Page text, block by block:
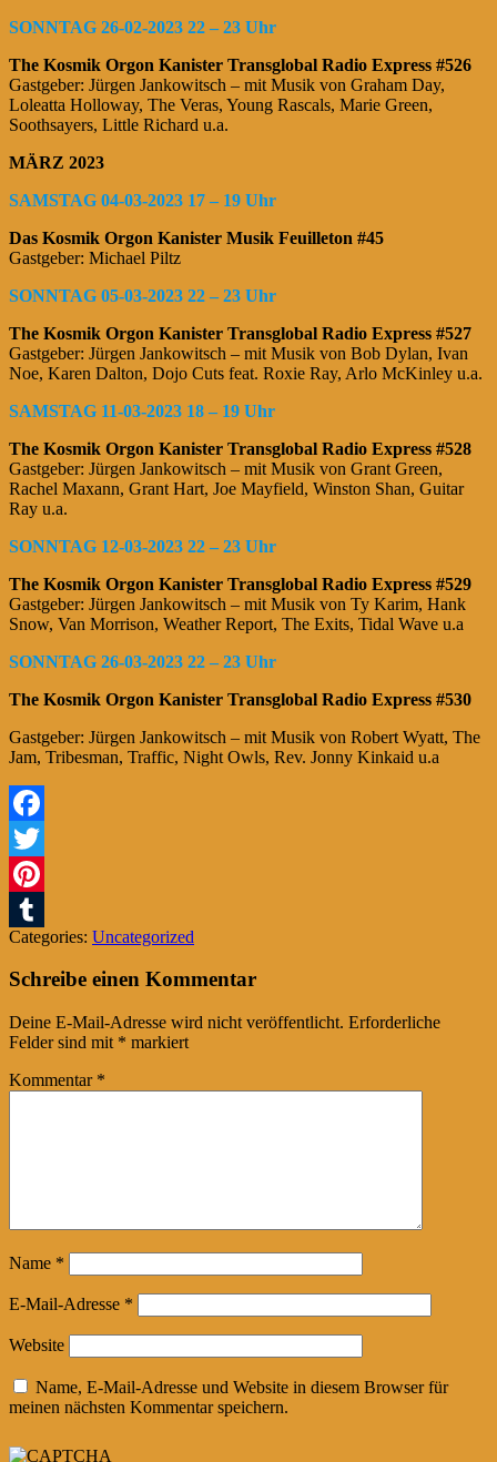
SONNTAG 26-02-2023 22 – 23 Uhr
The Kosmik Orgon Kanister Transglobal Radio Express #526
Gastgeber: Jürgen Jankowitsch – mit Musik von Graham Day,
Loleatta Holloway, The Veras, Young Rascals, Marie Green,
Soothsayers, Little Richard u.a.
MÄRZ 2023
SAMSTAG 04-03-2023 17 – 19 Uhr
Das Kosmik Orgon Kanister Musik Feuilleton #45
Gastgeber: Michael Piltz
SONNTAG 05-03-2023 22 – 23 Uhr
The Kosmik Orgon Kanister Transglobal Radio Express #527
Gastgeber: Jürgen Jankowitsch – mit Musik von Bob Dylan, Ivan
Noe, Karen Dalton, Dojo Cuts feat. Roxie Ray, Arlo McKinley u.a.
SAMSTAG 11-03-2023 18 – 19 Uhr
The Kosmik Orgon Kanister Transglobal Radio Express #528
Gastgeber: Jürgen Jankowitsch – mit Musik von Grant Green,
Rachel Maxann, Grant Hart, Joe Mayfield, Winston Shan, Guitar
Ray u.a.
SONNTAG 12-03-2023 22 – 23 Uhr
The Kosmik Orgon Kanister Transglobal Radio Express #529
Gastgeber: Jürgen Jankowitsch – mit Musik von Ty Karim, Hank
Snow, Van Morrison, Weather Report, The Exits, Tidal Wave u.a
SONNTAG 26-03-2023 22 – 23 Uhr
The Kosmik Orgon Kanister Transglobal Radio Express #530
Gastgeber: Jürgen Jankowitsch – mit Musik von Robert Wyatt, The
Jam, Tribesman, Traffic, Night Owls, Rev. Jonny Kinkaid u.a
Facebook
Twitter
Pinterest
Tumblr
Categories: Uncategorized
Schreibe einen Kommentar
Deine E-Mail-Adresse wird nicht veröffentlicht. Erforderliche
Felder sind mit * markiert
Kommentar *
Name *
E-Mail-Adresse *
Website
Name, E-Mail-Adresse und Website in diesem Browser für
meinen nächsten Kommentar speichern.